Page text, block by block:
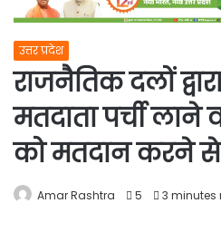
उत्तर प्रदेश
राजनैतिक दलों
मतदाता पर्ची
को मतदान करने से
Amar Rashtra 5 3 minutes